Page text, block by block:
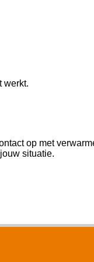
werkt.
op met
situatie.